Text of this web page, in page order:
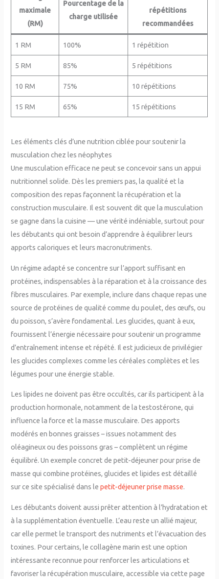
maximale
(RM)
Pourcentage de la
charge utilisée
répétitions
recommandées
1 RM 100% 1 répétition
5 RM 85% 5 répétitions
10 RM 75% 10 répétitions
15 RM 65% 15 répétitions
Les éléments clés d’une nutrition ciblée pour soutenir la
musculation chez les néophytes
Une musculation efficace ne peut se concevoir sans un appui
nutritionnel solide. Dès les premiers pas, la qualité et la
composition des repas façonnent la récupération et la
construction musculaire. Il est souvent dit que la musculation
se gagne dans la cuisine — une vérité indéniable, surtout pour
les débutants qui ont besoin d’apprendre à équilibrer leurs
apports caloriques et leurs macronutriments.
Un régime adapté se concentre sur l’apport suffisant en
protéines, indispensables à la réparation et à la croissance des
fibres musculaires. Par exemple, inclure dans chaque repas une
source de protéines de qualité comme du poulet, des œufs, ou
du poisson, s’avère fondamental. Les glucides, quant à eux,
fournissent l’énergie nécessaire pour soutenir un programme
d’entraînement intense et répété. Il est judicieux de privilégier
les glucides complexes comme les céréales complètes et les
légumes pour une énergie stable.
Les lipides ne doivent pas être occultés, car ils participent à la
production hormonale, notamment de la testostérone, qui
influence la force et la masse musculaire. Des apports
modérés en bonnes graisses – issues notamment des
oléagineux ou des poissons gras – complètent un régime
équilibré. Un exemple concret de petit-déjeuner pour prise de
masse qui combine protéines, glucides et lipides est détaillé
sur ce site spécialisé dans lepetit-déjeuner prise masse.
Les débutants doivent aussi prêter attention à l’hydratation et
à la supplémentation éventuelle. L’eau reste un allié majeur,
car elle permet le transport des nutriments et l’évacuation des
toxines. Pour certains, le collagène marin est une option
intéressante reconnue pour renforcer les articulations et
favoriser la récupération musculaire, accessible via cette page